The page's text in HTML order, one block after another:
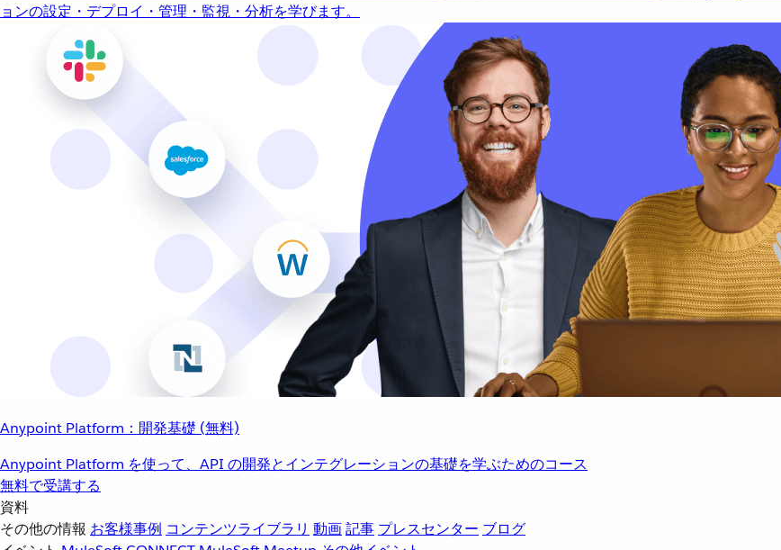
ョンの設定・デプロイ・管理・監視・分析を学びます。
Anypoint Platform：開発基礎 (無料)
Anypoint Platform を使って、API の開発とインテグレーションの基礎を学ぶためのコース
無料で受講する
資料
その他の情報 お客様事例 コンテンツライブラリ 動画記事 プレスセンター ブログ